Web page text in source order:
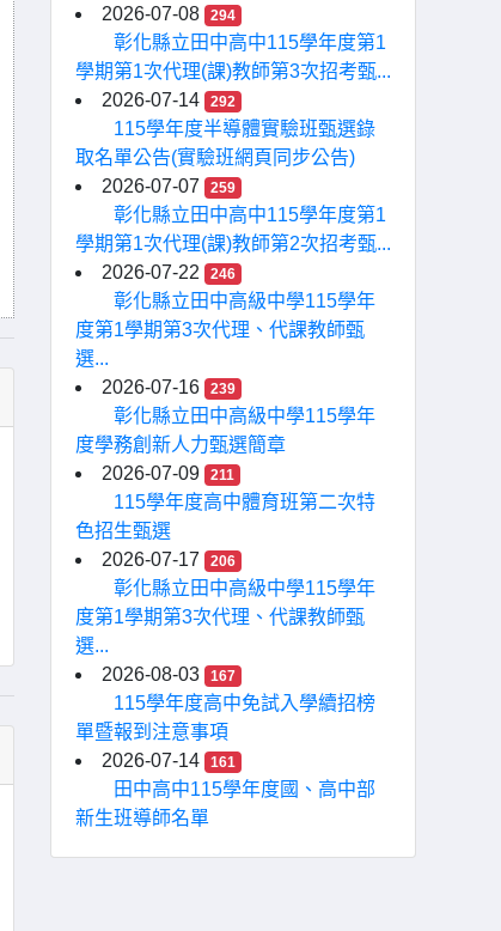
2026-07-08
294
彰化縣立田中高中115學年度第1
學期第1次代理(課)教師第3次招考甄...
2026-07-14
292
115學年度半導體實驗班甄選錄
取名單公告(實驗班網頁同步公告)
2026-07-07
259
彰化縣立田中高中115學年度第1
學期第1次代理(課)教師第2次招考甄...
2026-07-22
246
彰化縣立田中高級中學115學年
度第1學期第3次代理、代課教師甄
選...
2026-07-16
239
彰化縣立田中高級中學115學年
度學務創新人力甄選簡章
2026-07-09
211
115學年度高中體育班第二次特
色招生甄選
2026-07-17
206
彰化縣立田中高級中學115學年
度第1學期第3次代理、代課教師甄
選...
2026-08-03
167
115學年度高中免試入學續招榜
單暨報到注意事項
2026-07-14
161
田中高中115學年度國、高中部
新生班導師名單